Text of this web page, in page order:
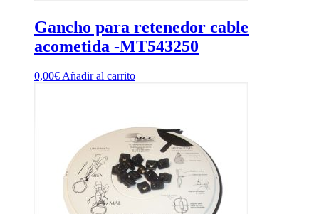
Gancho para retenedor cable
acometida -MT543250
0,00€Añadir al carrito